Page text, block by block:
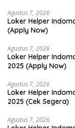
Agustus 7, 2026
Loker Helper
(Apply Now)
Agustus 7, 2026
Loker Helper
2025 (Apply Now)
Agustus 7, 2026
Loker Helper
2025 (Cek Segera)
Agustus 7, 2026